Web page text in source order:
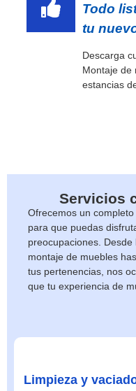
Todo
tu
Descarga
Montaje de
estancias
Servicios
Ofrecemos un
para que puedas
preocupaciones.
montaje de muebles
tus pertenencias, nos
que tu experiencia de
Limpieza y